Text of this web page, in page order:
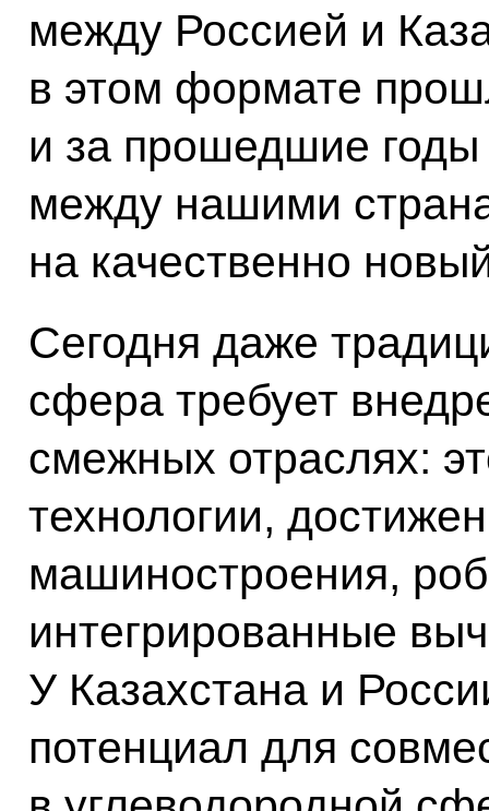
между Россией и
в этом формате
и за прошедшие годы
между нашими
на качественно
Сегодня даже
сфера требует
смежных отраслях:
технологии,
машиностроения,
интегрированные
У Казахстана и
потенциал для